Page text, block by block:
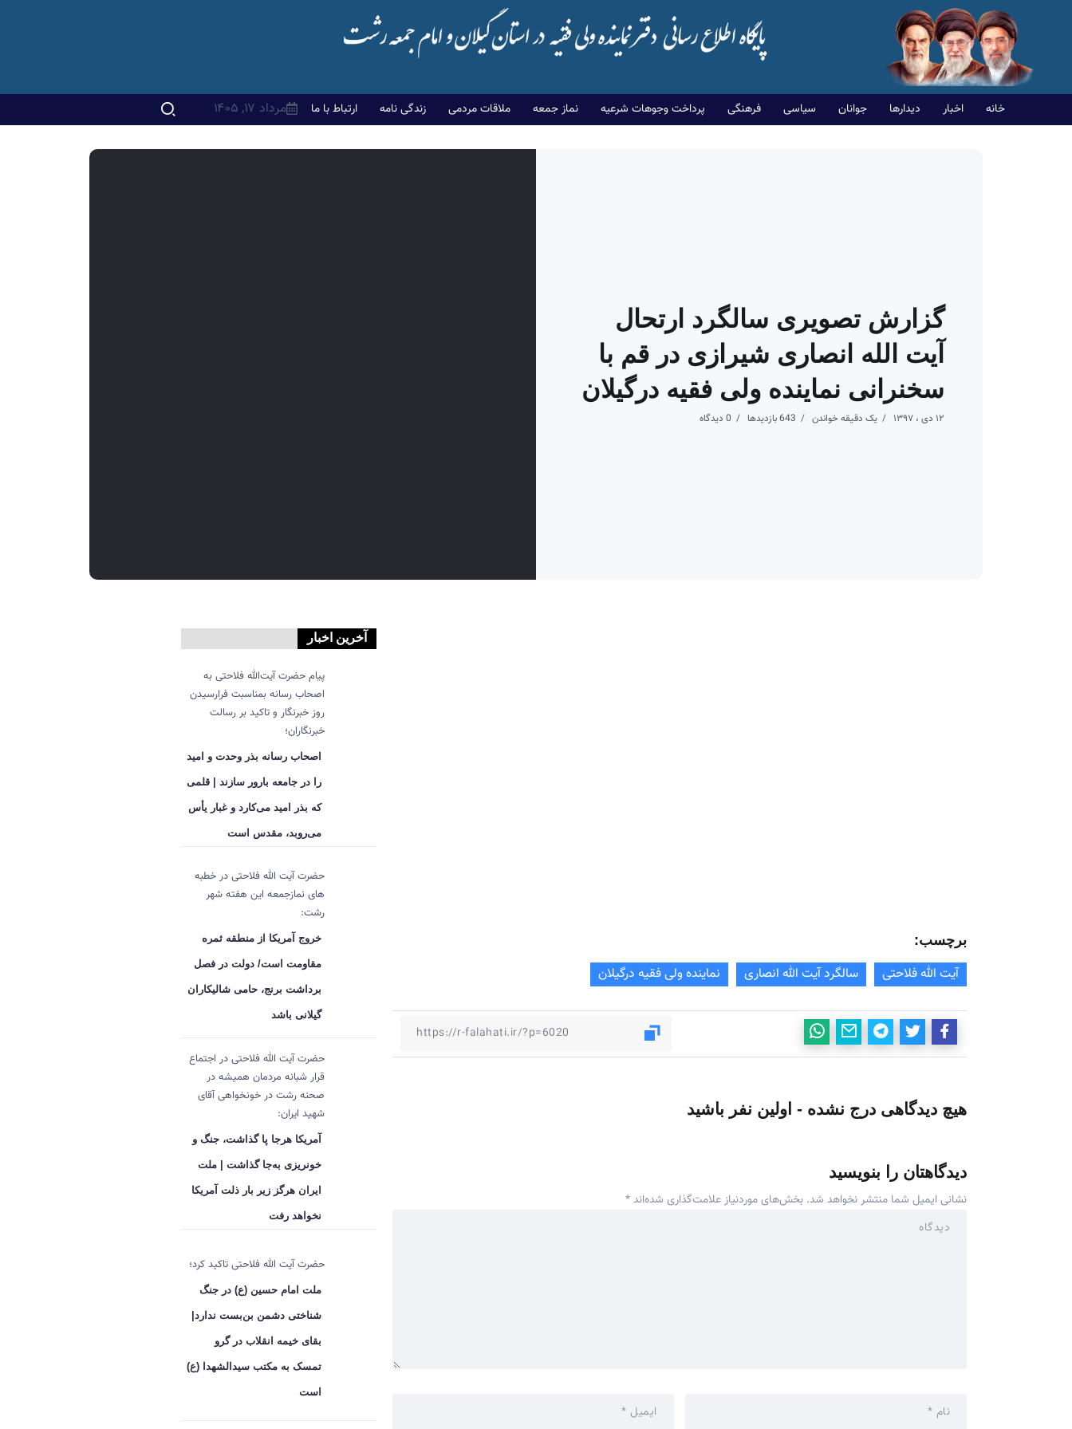
خانه اخبار دیدارها جوانان سیاسی فرهنگی پرداخت وجوهات شرعیه نماز جمعه ملاقات مردمی زندگی نامه ارتباط با ما مرداد ۱۷, ۱۴۰۵
گزارش تصویری سالگرد ارتحال
آیت الله انصاری شیرازی در قم با
سخنرانی نماینده ولی فقیه درگیلان
۱۲ دی ، ۱۳۹۷ یک دقیقه خواندن 643 بازدیدها 0 دیدگاه
برچسب:
آیت الله فلاحتی سالگرد آیت الله انصاری نماینده ولی فقیه درگیلان
هیچ دیدگاهی درج نشده - اولین نفر باشید
دیدگاهتان را بنویسید
نشانی ایمیل شما منتشر نخواهد شد. بخش‌های موردنیاز علامت‌گذاری شده‌اند*
آخرین اخبار
پیام حضرت آیت‌الله فلاحتی به
اصحاب رسانه بمناسبت فرارسیدن
روز خبرنگار و تاکید بر رسالت
خبرنگاران؛
اصحاب رسانه بذر وحدت و امید
را در جامعه بارور سازند | قلمی
که بذر امید می‌کارد و غبار یأس
می‌روبد، مقدس است
حضرت آیت الله فلاحتی در خطبه
های نمازجمعه این هفته شهر
رشت:
خروج آمریکا از منطقه ثمره
مقاومت است/ دولت در فصل
برداشت برنج، حامی شالیکاران
گیلانی باشد
حضرت آیت الله فلاحتی در اجتماع
قرار شبانه مردمان همیشه در
صحنه رشت در خونخواهی آقای
شهید ایران:
آمریکا هرجا پا گذاشت، جنگ و
خونریزی به‌جا گذاشت | ملت
ایران هرگز زیر بار ذلت آمریکا
نخواهد رفت
حضرت آیت الله فلاحتی تاکید کرد؛
ملت امام حسین (ع) در جنگ
شناختی دشمن بن‌بست ندارد|
بقای خیمه انقلاب در گرو
تمسک به مکتب سیدالشهدا (ع)
است